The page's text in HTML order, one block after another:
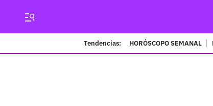
Tendencias: HORÓSCOPO SEMANAL